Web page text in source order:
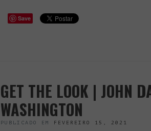
Save
GET THE LOOK | JOHN
WASHINGTON
PUBLICADO EM FEVEREIRO 15, 2021